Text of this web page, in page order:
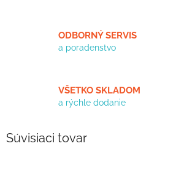
ODBORNÝ SERVIS
a poradenstvo
VŠETKO SKLADOM
a rýchle dodanie
Súvisiaci tovar